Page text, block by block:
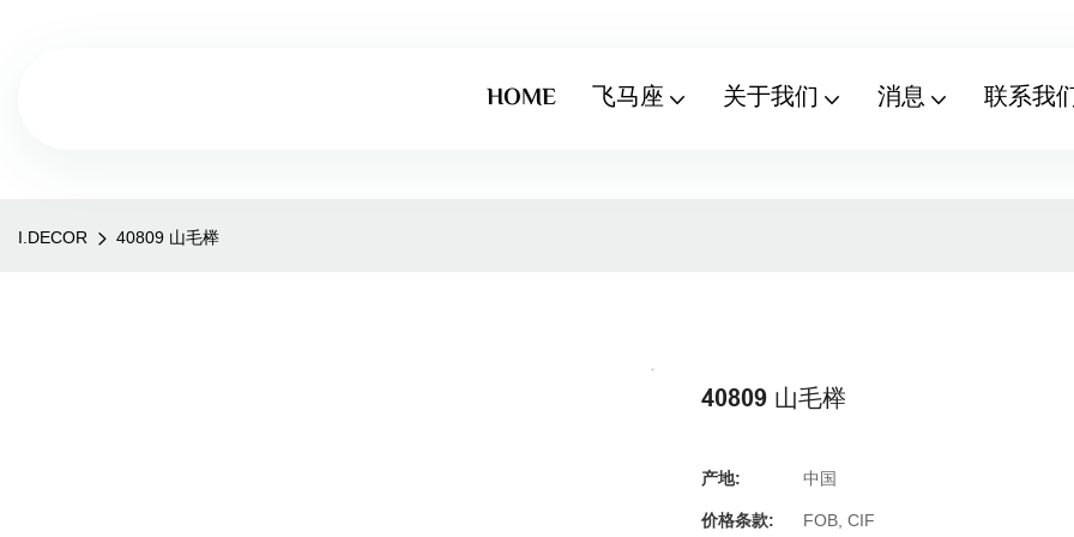
HOME 飞马座 关于我们 消息 联系我
I.DECOR 40809 山毛榉
40809 山毛榉
产地: 中国
价格条款: FOB, CIF